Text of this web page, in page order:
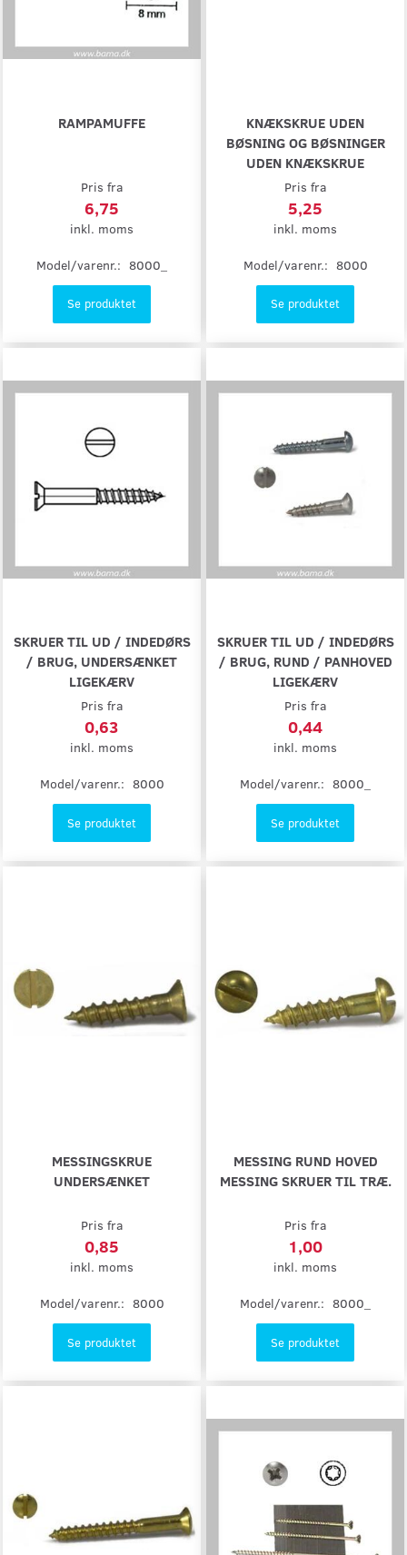
RAMPAMUFFE
Pris fra
6,75
inkl. moms
Model/varenr.: 8000_
Se produktet
KNÆKSKRUE UDEN
BØSNING OG BØSNINGER
UDEN KNÆKSKRUE
Pris fra
5,25
inkl. moms
Model/varenr.: 8000
Se produktet
SKRUER TIL UD / INDEDØRS
/ BRUG, UNDERSÆNKET
LIGEKÆRV
Pris fra
0,63
inkl. moms
Model/varenr.: 8000
Se produktet
SKRUER TIL UD / INDEDØRS
/ BRUG, RUND / PANHOVED
LIGEKÆRV
Pris fra
0,44
inkl. moms
Model/varenr.: 8000_
Se produktet
MESSINGSKRUE
UNDERSÆNKET
Pris fra
0,85
inkl. moms
Model/varenr.: 8000
Se produktet
MESSING RUND HOVED
MESSING SKRUER TIL TRÆ.
Pris fra
1,00
inkl. moms
Model/varenr.: 8000_
Se produktet